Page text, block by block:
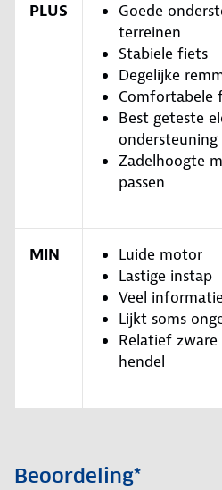
PLUS
Goede
terreinen
Stabiele fiets
Degelijke
Comfortabele
Best geteste
ondersteuning
Zadelhoogte
passen
MIN
Luide motor
Lastige instap
Veel
Lijkt soms
Relatief zware
hendel
Beoordeling*